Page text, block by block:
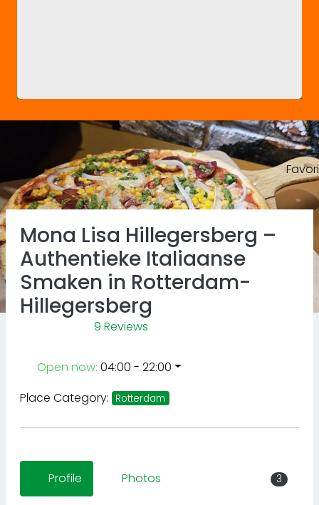
Previous
Mona Lisa Hillegersberg –
Authentieke Italiaanse
Smaken in Rotterdam-
Hillegersberg
9 Reviews
Open now: 04:00 - 22:00
Place Category: Rotterdam
Profile Photos 3